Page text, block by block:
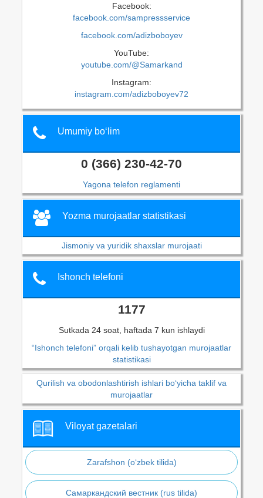
Facebook:
facebook.com/sampressservice
facebook.com/adizboboyev
YouTube:
youtube.com/@Samarkand
Instagram:
instagram.com/adizboboyev72
Umumiy bo‘lim
0 (366) 230-42-70
Yagona telefon reglamenti
Yozma murojaatlar statistikasi
Jismoniy va yuridik shaxslar murojaati
Ishonch telefoni
1177
Sutkada 24 soat, haftada 7 kun ishlaydi
“Ishonch telefoni” orqali kelib tushayotgan murojaatlar
statistikasi
Qurilish va obodonlashtirish ishlari bo‘yicha taklif va
murojaatlar
Viloyat gazetalari
Zarafshon (o‘zbek tilida)
Самаркандский вестник (rus tilida)